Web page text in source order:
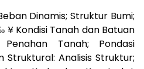
Dinamis; Struktur Bumi;
¥ Kondisi Tanah dan Batuan
Tanah; Pondasi
Struktural: Analisis Struktur;